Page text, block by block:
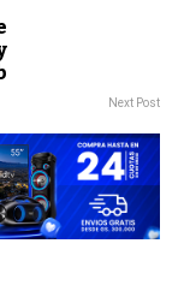
Next Post